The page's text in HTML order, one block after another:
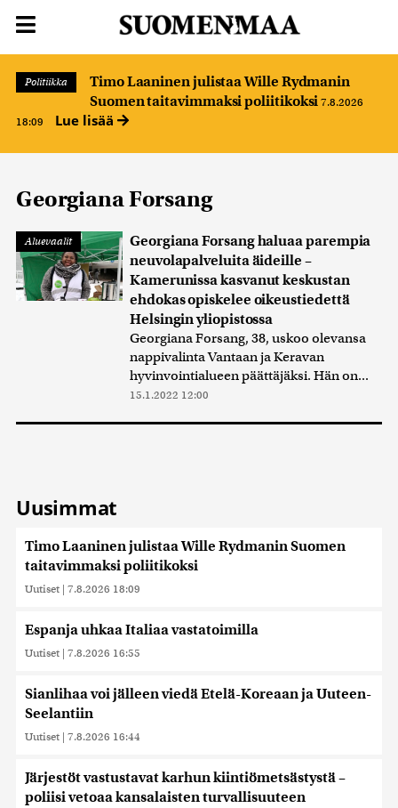
Politiikka
Timo Laaninen julistaa Wille Rydmanin
Suomen taitavimmaksi poliitikoksi 7.8.2026
18:09
Lue lisää
Georgiana Forsang
Aluevaalit
Georgiana Forsang haluaa parempia
neuvolapalveluita äideille –
Kamerunissa kasvanut keskustan
ehdokas opiskelee oikeustiedettä
Helsingin yliopistossa
Georgiana Forsang, 38, uskoo olevansa
nappivalinta Vantaan ja Keravan
hyvinvointialueen päättäjäksi. Hän on...
15.1.2022 12:00
Uusimmat
Timo Laaninen julistaa Wille Rydmanin Suomen
taitavimmaksi poliitikoksi
Uutiset | 7.8.2026 18:09
Espanja uhkaa Italiaa vastatoimilla
Uutiset | 7.8.2026 16:55
Sianlihaa voi jälleen viedä Etelä-Koreaan ja Uuteen-
Seelantiin
Uutiset | 7.8.2026 16:44
Järjestöt vastustavat karhun kiintiömetsästystä –
poliisi vetoaa kansalaisten turvallisuuteen